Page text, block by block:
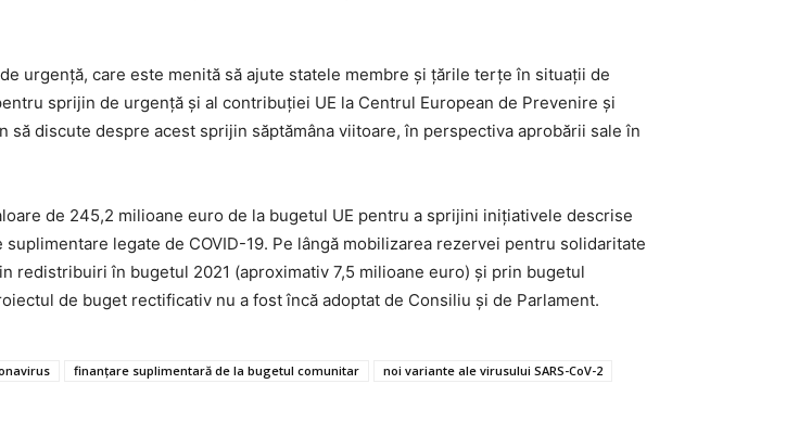
urgenţă, care este menită să ajute statele membre şi ţările terţe în situaţii de
sprijin de urgenţă şi al contribuţiei UE la Centrul European de Prevenire şi
să discute despre acest sprijin săptămâna viitoare, în perspectiva aprobării sale în
de 245,2 milioane euro de la bugetul UE pentru a sprijini iniţiativele descrise
legate de COVID-19. Pe lângă mobilizarea rezervei pentru solidaritate
redistribuiri în bugetul 2021 (aproximativ 7,5 milioane euro) şi prin bugetul
de buget rectificativ nu a fost încă adoptat de Consiliu şi de Parlament.
finanţare suplimentară de la bugetul comunitar
noi variante ale virusului SARS-CoV-2